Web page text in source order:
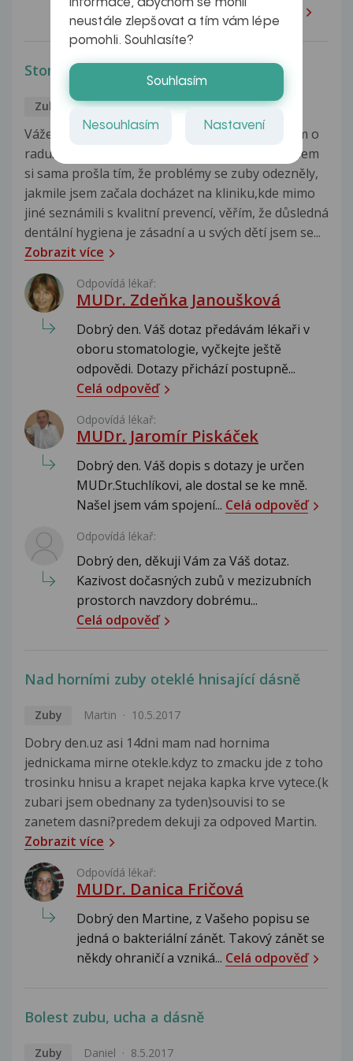
staré plomby, mohl by...Celá odpověď
Stomatologie
Zuby Jana 11.5.2017
Vážený pane doktore Stuchlíku, moc Vás prosím o
radu. Četla jsem rozhovory s Vámi, a protože jsem
si sama prošla tím, že problémy se zuby odezněly,
jakmile jsem začala docházet na kliniku,kde mimo
jiné seznámili s kvalitní prevencí, věřím, že důsledná
dentální hygiena je zásadní a u svých dětí jsem se...
Zobrazit více
Odpovídá lékař:
MUDr. Zdeňka Janoušková
Dobrý den. Váš dotaz předávám lékaři v
oboru stomatologie, vyčkejte ještě
odpovědi. Dotazy přichází postupně...
Celá odpověď
Odpovídá lékař:
MUDr. Jaromír Piskáček
Dobrý den. Váš dopis s dotazy je určen
MUDr.Stuchlíkovi, ale dostal se ke mně.
Našel jsem vám spojení... Celá odpověď
Odpovídá lékař:
Dobrý den, děkuji Vám za Váš dotaz.
Kazivost dočasných zubů v mezizubních
prostorch navzdory dobrému...
Celá odpověď
Nad horními zuby oteklé hnisající dásně
Zuby Martin 10.5.2017
Dobry den.uz asi 14dni mam nad hornima
jednickama mirne otekle.kdyz to zmacku jde z toho
trosinku hnisu a krapet nejaka kapka krve vytece.(k
zubari jsem obednany za tyden)souvisi to se
zanetem dasni?predem dekuji za odpoved Martin.
Zobrazit více
Odpovídá lékař:
MUDr. Danica Fričová
Dobrý den Martine, z Vašeho popisu se
jedná o bakteriální zánět. Takový zánět se
někdy ohraničí a vzniká... Celá odpověď
Bolest zubu, ucha a dásně
Zuby Daniel 8.5.2017
informace, abychom se mohli
neustále zlepšovat a tím vám lépe
pomohli. Souhlasíte?
Souhlasím
Nesouhlasím Nastavení